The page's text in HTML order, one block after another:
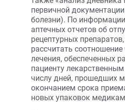
первичной
болезни). По
аптечных отчетов об
рецептурных
рассчитать соотношение
лечения, обеспеченных
пациенту
числу дней, прошедших
окончанием срока
новых упаковок